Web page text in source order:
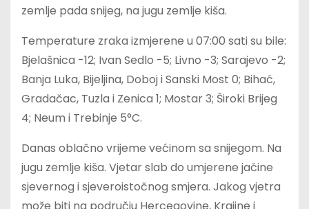
zemlje pada snijeg, na jugu zemlje kiša.
Temperature zraka izmjerene u 07:00 sati su bile:
Bjelašnica -12; Ivan Sedlo -5; Livno -3; Sarajevo -2;
Banja Luka, Bijeljina, Doboj i Sanski Most 0; Bihać,
Gradačac, Tuzla i Zenica 1; Mostar 3; Široki Brijeg
4; Neum i Trebinje 5°C.
Danas oblačno vrijeme većinom sa snijegom. Na
jugu zemlje kiša. Vjetar slab do umjerene jačine
sjevernog i sjeveroistočnog smjera. Jakog vjetra